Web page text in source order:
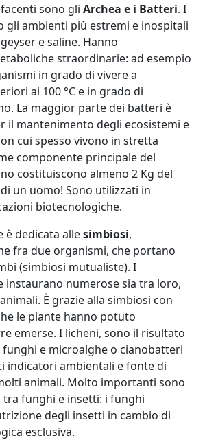
sono gli Archea e i Batteri. I
gli ambienti più estremi e inospitali
e saline. Hanno
straordinarie: ad esempio
in grado di vivere a
ai 100 °C e in grado di
La maggior parte dei batteri è
il mantenimento degli ecosistemi e
cui spesso vivono in stretta
componente principale del
costituiscono almeno 2 Kg del
un uomo! Sono utilizzati in
biotecnologiche.
è dedicata allesimbiosi,
fra due organismi, che portano
(simbiosi mutualiste). I
instaurano numerose sia tra loro,
È grazie alla simbiosi con
le piante hanno potuto
emerse. I licheni, sono il risultato
e microalghe o cianobatteri
indicatori ambientali e fonte di
animali. Molto importanti sono
tra funghi e insetti: i funghi
degli insetti in cambio di
esclusiva.